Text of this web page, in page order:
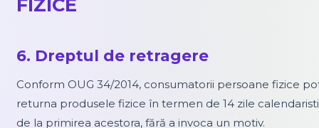
6. Dreptul de retragere
Conform OUG 34/2014, consumatorii persoane fizice
returna produsele fizice în termen de 14 zile
de la primirea acestora, fără a invoca un motiv.